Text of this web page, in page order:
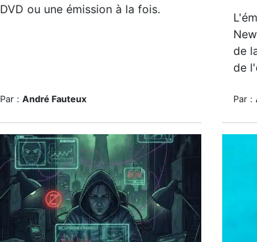
DVD ou une émission à la fois.
Par : André Fauteux
de
de
Par :